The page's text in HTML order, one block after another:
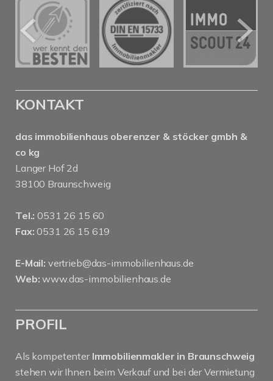
KONTAKT
das immobilienhaus oberenzer & stöcker gmbh &
co kg
Langer Hof 2d
38100 Braunschweig
Tel.: 0531 26 15 60
Fax: 0531 26 15 619
E-Mail: vertrieb@das-immobilienhaus.de
Web: www.das-immobilienhaus.de
PROFIL
Als kompetenter Immobilienmakler in Braunschweig
stehen wir Ihnen beim Verkauf und bei der Vermietung